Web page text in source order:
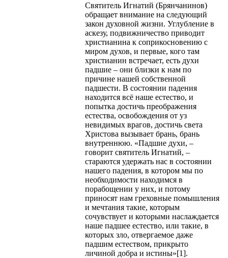
Святитель Игнатий (Брянчанинов)
обращает внимание на следующий
закон духовной жизни. Углубление в
аскезу, подвижничество приводит
христианина к соприкосновению с
миром духов, и первые, кого там
христианин встречает, есть духи
падшие – они близки к нам по
причине нашей собственной
падшести. В состоянии падения
находится всё наше естество, и
попытка достичь преображения
естества, освобождения от уз
невидимых врагов, достичь света
Христова вызывает брань, брань
внутреннюю. «Падшие духи, –
говорит святитель Игнатий, –
стараются удержать нас в состоянии
нашего падения, в котором мы по
необходимости находимся в
порабощении у них, и потому
приносят нам греховные помышления
и мечтания такие, которым
сочувствует и которыми наслаждается
наше падшее естество, или такие, в
которых зло, отвергаемое даже
падшим естеством, прикрыто
личиной добра и истины»[1].